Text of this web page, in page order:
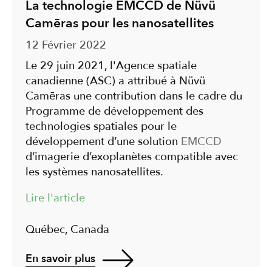
La technologie EMCCD de Nüvü
Camēras pour les nanosatellites
12 Février 2022
Le 29 juin 2021, l'Agence spatiale
canadienne (ASC) a attribué à Nüvü
Camēras une contribution dans le cadre du
Programme de développement des
technologies spatiales pour le
développement d’une solution EMCCD
d’imagerie d’exoplanètes compatible avec
les systèmes nanosatellites.
Lire l'article
Québec, Canada
En savoir plus